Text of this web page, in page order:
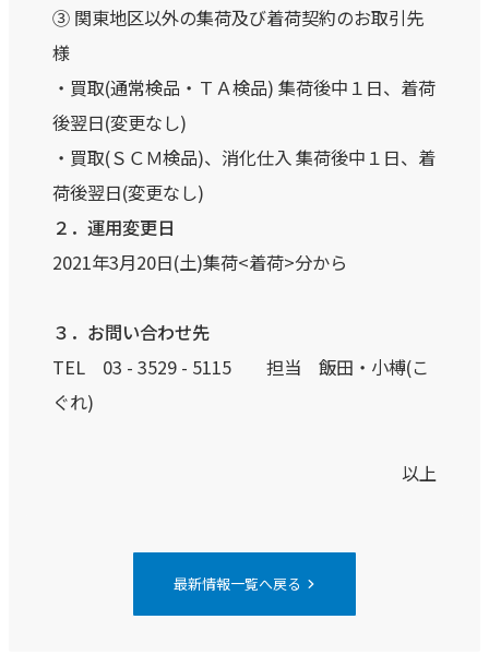
③ 関東地区以外の集荷及び着荷契約のお取引先
様
・買取(通常検品・ＴＡ検品) 集荷後中１日、着荷
後翌日(変更なし)
・買取(ＳＣＭ検品)、消化仕入 集荷後中１日、着
荷後翌日(変更なし)
２．運用変更日
2021年3月20日(土)集荷<着荷>分から
３．お問い合わせ先
TEL 03 - 3529 - 5115 担当 飯田・小榑(こ
ぐれ)
以上
最新情報一覧へ戻る chevron_right